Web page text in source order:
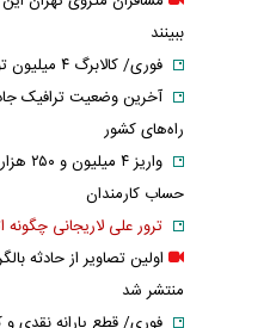
ببینند
فوری/ کالابرگ ۴ میلیون تومانی واریز شد
آخرین وضعیت ترافیک
راه‌های کشور
واریز ۴
حساب کارمندان
ترور علی لاریجانی چگونه
اولین تصاویر از حادثه
منتشر شد